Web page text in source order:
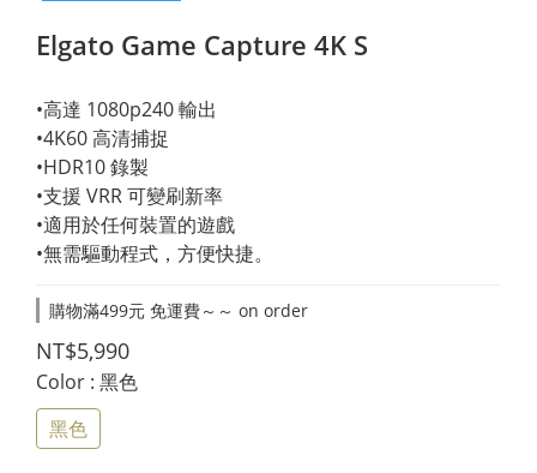
Elgato Game Capture 4K S
•高達 1080p240 輸出
•4K60 高清捕捉
•HDR10 錄製
•支援 VRR 可變刷新率
•適用於任何裝置的遊戲
•無需驅動程式，方便快捷。
購物滿499元 免運費～～ on order
NT$5,990
Color : 黑色
黑色